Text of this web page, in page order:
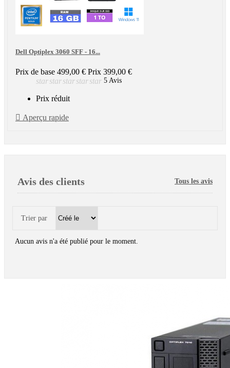
Dell Optiplex 3060 SFF - 16...
Prix de base 499,00 € Prix 399,00 €
star star star star star 5 Avis
Prix réduit
 Aperçu rapide
Avis des clients Tous les avis
Trier par
Aucun avis n'a été publié pour le moment.